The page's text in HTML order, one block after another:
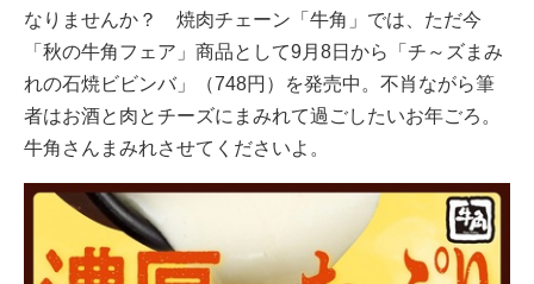
なりませんか？ 焼肉チェーン「牛角」では、ただ今
「秋の牛角フェア」商品として9月8日から「チ～ズまみ
れの石焼ビビンバ」（748円）を発売中。不肖ながら筆
者はお酒と肉とチーズにまみれて過ごしたいお年ごろ。
牛角さんまみれさせてくださいよ。